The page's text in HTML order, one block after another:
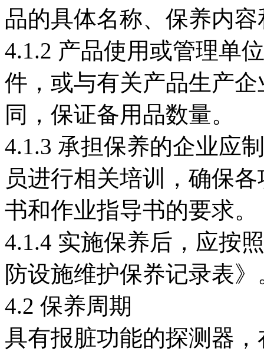
品的具体名称、保养内
4.1.2 产品使用或管理单
件，或与有关产品生产
同，保证备用品数量。
4.1.3 承担保养的企业应
员进行相关培训，确保
书和作业指导书的要求。
4.1.4 实施保养后，应按
防设施维护保奍记录表》
4.2 保养周期
具有报脏功能的探测器